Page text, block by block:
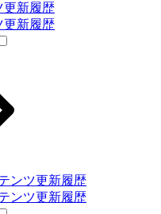
更新履歴
更新履歴
ンツ更新履歴
ンツ更新履歴